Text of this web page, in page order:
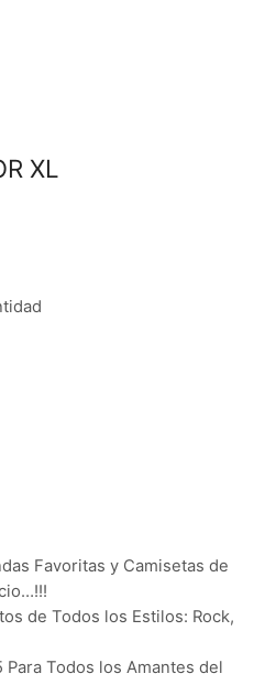
XL
Favoritas y Camisetas de
de Todos los Estilos: Rock,
Para Todos los Amantes del